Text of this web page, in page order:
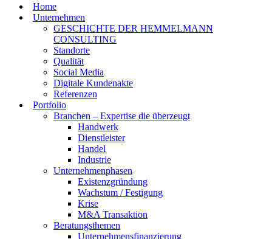
Home
Unternehmen
GESCHICHTE DER HEMMELMANN
CONSULTING
Standorte
Qualität
Social Media
Digitale Kundenakte
Referenzen
Portfolio
Branchen – Expertise die überzeugt
Handwerk
Dienstleister
Handel
Industrie
Unternehmenphasen
Existenzgründung
Wachstum / Festigung
Krise
M&A Transaktion
Beratungsthemen
Unternehmensfinanzierung